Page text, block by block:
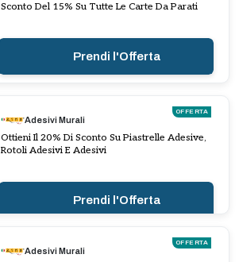
Sconto Del 15% Su Tutte Le Carte Da Parati
Prendi l'Offerta
OFFERTA
Adesivi Murali
Ottieni Il 20% Di Sconto Su Piastrelle Adesive,
Rotoli Adesivi E Adesivi
Prendi l'Offerta
OFFERTA
Adesivi Murali